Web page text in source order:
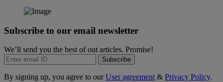
Subscribe to our email newsletter
We’ll send you the best of out articles. Promise!
Subscribe
By signing up, you agree to ourUser agreement& Privacy Policy.